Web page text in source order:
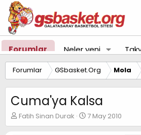
Forumlar Neler yeni
Forumlar GSbasket.Org Mola
Cuma'ya Kalsa
K
o
Fatih Sinan Durak
B
a
7 May 2010